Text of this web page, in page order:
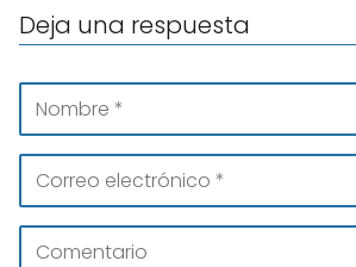
Deja una respuesta